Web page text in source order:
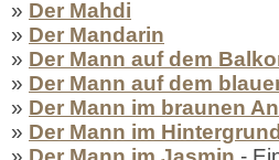
» Der Mahdi
» Der Mandarin
» Der Mann auf dem
» Der Mann auf dem
» Der Mann im braunen
» Der Mann im Hintergrund